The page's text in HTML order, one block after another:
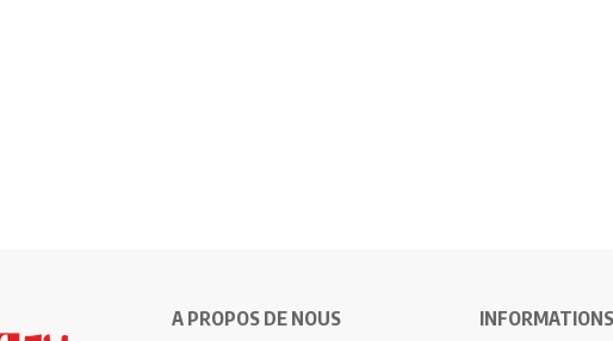
A PROPOS DE NOUS